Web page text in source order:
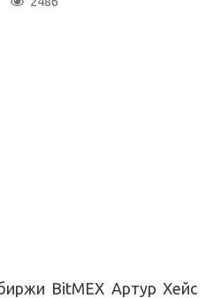
BitMEX Артур Хейс